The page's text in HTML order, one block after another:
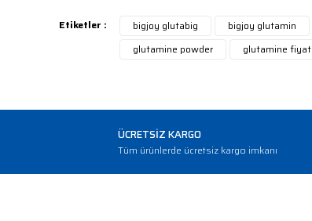
Ürün açıklamasında eksik bilgiler bulunuyor.
Ürün bilgilerinde hatalar bulunuyor.
Etiketler : bigjoy glutabig bigjoy glutamin
glutamine powder
glutamine fiyat
ÜCRETSİZ KARGO
Tüm ürünlerde ücretsiz kargo imkanı